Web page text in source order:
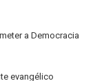
a Democracia
evangélico